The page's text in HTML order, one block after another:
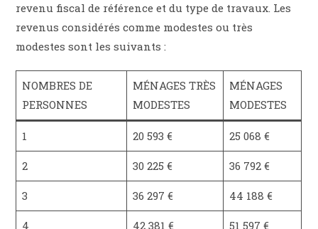
revenu fiscal de référence et du type de travaux. Les
revenus considérés comme modestes ou très
modestes sont les suivants :
NOMBRES DE
PERSONNES
MÉNAGES TRÈS
MODESTES
MÉNAGES
MODESTES
1 20 593 € 25 068 €
2 30 225 € 36 792 €
3 36 297 € 44 188 €
4 42 381 € 51 597 €